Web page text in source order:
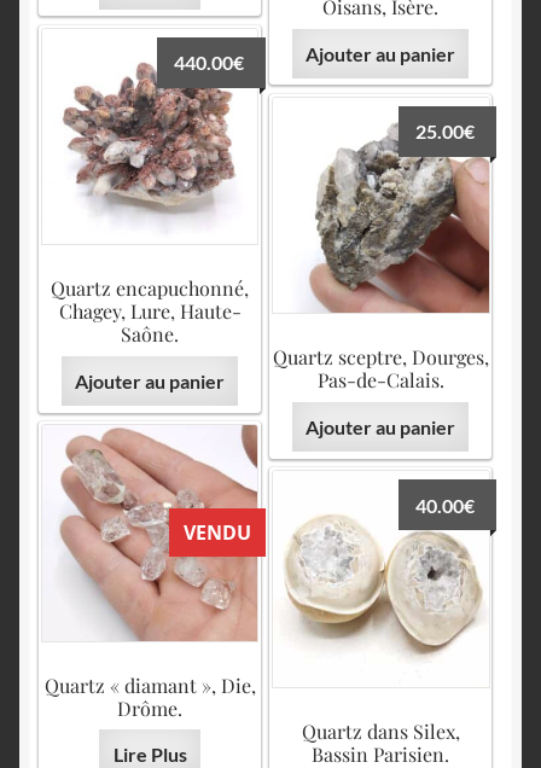
Oisans, Isère.
Ajouter au panier
Quartz encapuchonné,
Chagey, Lure, Haute-
Saône.
440.00€
Ajouter au panier
Quartz sceptre, Dourges,
Pas-de-Calais.
25.00€
Ajouter au panier
VENDU
Quartz « diamant », Die,
Drôme.
Lire Plus
Quartz dans Silex,
Bassin Parisien.
40.00€